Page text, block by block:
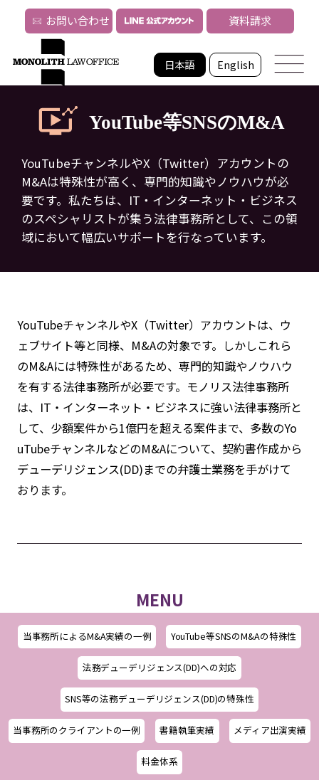
日本語 English
お問い合わせ 資料請求
YouTube等SNSのM&A
YouTubeチャンネルやX（Twitter）アカウントの
M&Aは特殊性が高く、専門的知識やノウハウが必
要です。 私たちは、IT・インターネット・ビジネス
のスペシャリストが集う法律事務所として、 この領
域において幅広いサポートを行なっています。
YouTubeチャンネルやX（Twitter）アカウントは、ウ
ェブサイト等と同様、M&Aの対象です。しかしこれら
のM&Aには特殊性があるため、専門的知識やノウハウ
を有する法律事務所が必要です。モノリス法律事務所
は、IT・インターネット・ビジネスに強い法律事務所と
して、少額案件から1億円を超える案件まで、多数のYo
uTubeチャンネルなどのM&Aについて、契約書作成から
デューデリジェンス(DD)までの弁護士業務を手がけて
おります。
MENU
当事務所によるM&A実績の一例 YouTube等SNSのM&Aの特殊性
法務デューデリジェンス(DD)への対応
SNS等の法務デューデリジェンス(DD)の特殊性
当事務所のクライアントの一例 書籍執筆実績 メディア出演実績
料金体系